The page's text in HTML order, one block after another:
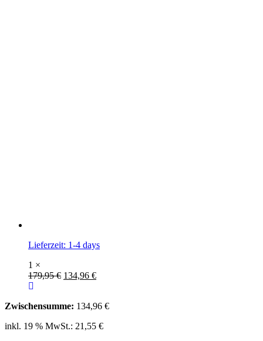
Lieferzeit: 1-4 days
1 ×
179,95€ 134,96 €
Zwischensumme: 134,96 €
inkl. 19 % MwSt.: 21,55 €